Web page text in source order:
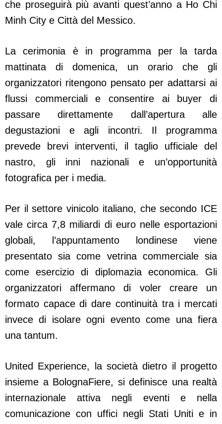
che proseguirà più avanti quest’anno a Ho Chi
Minh City e Città del Messico.
La cerimonia è in programma per la tarda
mattinata di domenica, un orario che gli
organizzatori ritengono pensato per adattarsi ai
flussi commerciali e consentire ai buyer di
passare direttamente dall’apertura alle
degustazioni e agli incontri. Il programma
prevede brevi interventi, il taglio ufficiale del
nastro, gli inni nazionali e un’opportunità
fotografica per i media.
Per il settore vinicolo italiano, che secondo ICE
vale circa 7,8 miliardi di euro nelle esportazioni
globali, l’appuntamento londinese viene
presentato sia come vetrina commerciale sia
come esercizio di diplomazia economica. Gli
organizzatori affermano di voler creare un
formato capace di dare continuità tra i mercati
invece di isolare ogni evento come una fiera
una tantum.
United Experience, la società dietro il progetto
insieme a BolognaFiere, si definisce una realtà
internazionale attiva negli eventi e nella
comunicazione con uffici negli Stati Uniti e in